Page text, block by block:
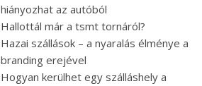
hiányozhat az autóból
Hallottál már a tsmt tornáról?
Hazai szállások – a nyaralás élménye a
branding erejével
Hogyan kerülhet egy szálláshely a